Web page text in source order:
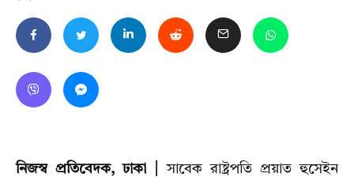
নিজস্ব প্রতিবেদক, ঢাকা |সাবেক রাষ্ট্রপতি প্রয়াত হুসেইন